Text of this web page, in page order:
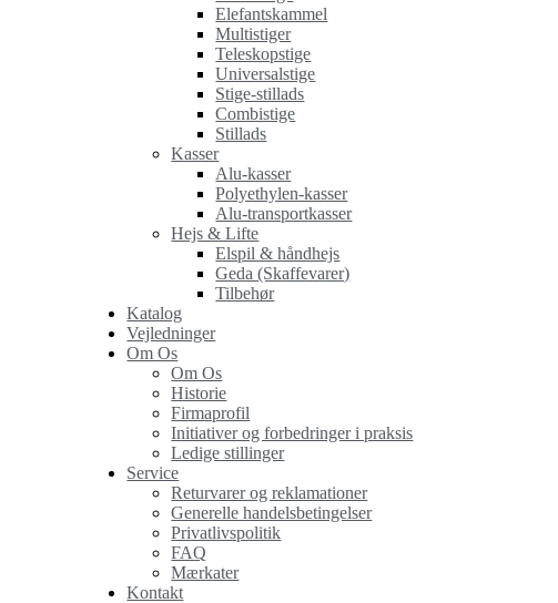
Elefantskammel
Multistiger
Teleskopstige
Universalstige
Stige-stillads
Combistige
Stillads
Kasser
Alu-kasser
Polyethylen-kasser
Alu-transportkasser
Hejs & Lifte
Elspil & håndhejs
Geda (Skaffevarer)
Tilbehør
Katalog
Vejledninger
Om Os
Om Os
Historie
Firmaprofil
Initiativer og forbedringer i praksis
Ledige stillinger
Service
Returvarer og reklamationer
Generelle handelsbetingelser
Privatlivspolitik
FAQ
Mærkater
Kontakt